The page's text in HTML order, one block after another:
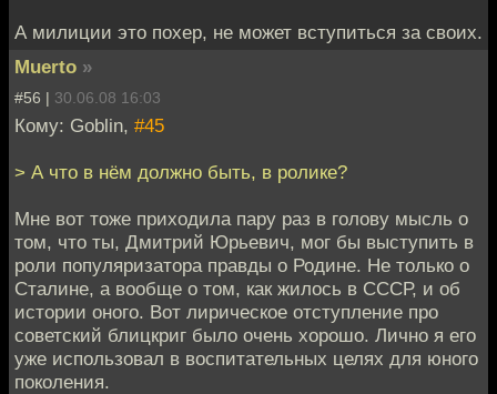
А милиции это похер, не может вступиться за своих.
Muerto »
#56 | 30.06.08 16:03
Кому: Goblin, #45
> А что в нём должно быть, в ролике?
Мне вот тоже приходила пару раз в голову мысль о
том, что ты, Дмитрий Юрьевич, мог бы выступить в
роли популяризатора правды о Родине. Не только о
Сталине, а вообще о том, как жилось в СССР, и об
истории оного. Вот лирическое отступление про
советский блицкриг было очень хорошо. Лично я его
уже использовал в воспитательных целях для юного
поколения.